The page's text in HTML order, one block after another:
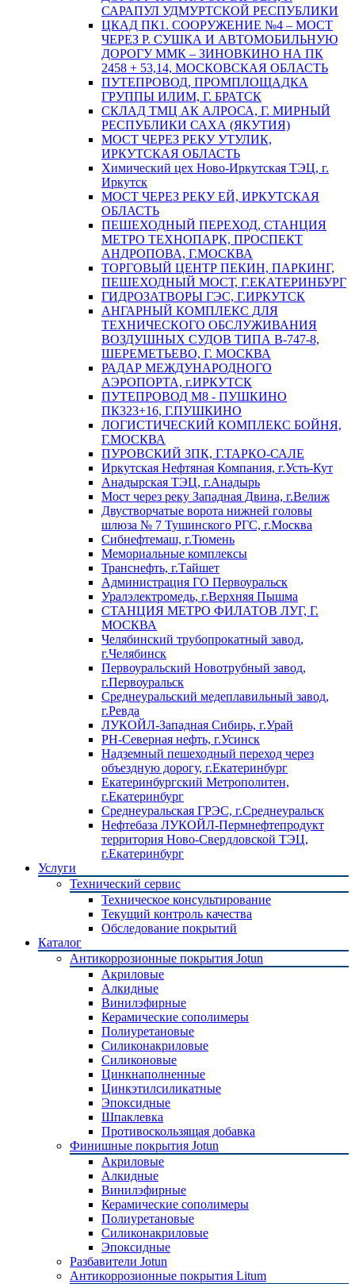
САРАПУЛ УДМУРТСКОЙ РЕСПУБЛИКИ
ЦКАД ПК1. СООРУЖЕНИЕ №4 – МОСТ
ЧЕРЕЗ Р. СУШКА И АВТОМОБИЛЬНУЮ
ДОРОГУ ММК – ЗИНОВКИНО НА ПК
2458 + 53,14, МОСКОВСКАЯ ОБЛАСТЬ
ПУТЕПРОВОД, ПРОМПЛОЩАДКА
ГРУППЫ ИЛИМ, Г. БРАТСК
СКЛАД ТМЦ АК АЛРОСА, Г. МИРНЫЙ
РЕСПУБЛИКИ САХА (ЯКУТИЯ)
МОСТ ЧЕРЕЗ РЕКУ УТУЛИК,
ИРКУТСКАЯ ОБЛАСТЬ
Химический цех Ново-Иркутская ТЭЦ, г.
Иркутск
МОСТ ЧЕРЕЗ РЕКУ ЕЙ, ИРКУТСКАЯ
ОБЛАСТЬ
ПЕШЕХОДНЫЙ ПЕРЕХОД, СТАНЦИЯ
МЕТРО ТЕХНОПАРК, ПРОСПЕКТ
АНДРОПОВА, Г.МОСКВА
ТОРГОВЫЙ ЦЕНТР ПЕКИН, ПАРКИНГ,
ПЕШЕХОДНЫЙ МОСТ, Г.ЕКАТЕРИНБУРГ
ГИДРОЗАТВОРЫ ГЭС, Г.ИРКУТСК
АНГАРНЫЙ КОМПЛЕКС ДЛЯ
ТЕХНИЧЕСКОГО ОБСЛУЖИВАНИЯ
ВОЗДУШНЫХ СУДОВ ТИПА В-747-8,
ШЕРЕМЕТЬЕВО, Г. МОСКВА
РАДАР МЕЖДУНАРОДНОГО
АЭРОПОРТА, г.ИРКУТСК
ПУТЕПРОВОД М8 - ПУШКИНО
ПК323+16, Г.ПУШКИНО
ЛОГИСТИЧЕСКИЙ КОМПЛЕКС БОЙНЯ,
Г.МОСКВА
ПУРОВСКИЙ ЗПК, Г.ТАРКО-САЛЕ
Иркутская Нефтяная Компания, г.Усть-Кут
Анадырская ТЭЦ, г.Анадырь
Мост через реку Западная Двина, г.Велиж
Двустворчатые ворота нижней головы
шлюза № 7 Тушинского РГС, г.Москва
Сибнефтемаш, г.Тюмень
Мемориальные комплексы
Транснефть, г.Тайшет
Администрация ГО Первоуральск
Уралэлектромедь, г.Верхняя Пышма
СТАНЦИЯ МЕТРО ФИЛАТОВ ЛУГ, Г.
МОСКВА
Челябинский трубопрокатный завод,
г.Челябинск
Первоуральский Новотрубный завод,
г.Первоуральск
Среднеуральский медеплавильный завод,
г.Ревда
ЛУКОЙЛ-Западная Сибирь, г.Урай
РН-Северная нефть, г.Усинск
Надземный пешеходный переход через
объездную дорогу, г.Екатеринбург
Екатеринбургский Метрополитен,
г.Екатеринбург
Среднеуральская ГРЭС, г.Среднеуральск
Нефтебаза ЛУКОЙЛ-Пермнефтепродукт
территория Ново-Свердловской ТЭЦ,
г.Екатеринбург
Услуги
Технический сервис
Техническое консультирование
Текущий контроль качества
Обследование покрытий
Каталог
Антикоррозионные покрытия Jotun
Акриловые
Алкидные
Винилэфирные
Керамические сополимеры
Полиуретановые
Силиконакриловые
Силиконовые
Цинкнаполненные
Цинкэтилсиликатные
Эпоксидные
Шпаклевка
Противоскользящая добавка
Финишные покрытия Jotun
Акриловые
Алкидные
Винилэфирные
Керамические сополимеры
Полиуретановые
Силиконакриловые
Эпоксидные
Разбавители Jotun
Антикоррозионные покрытия Litum